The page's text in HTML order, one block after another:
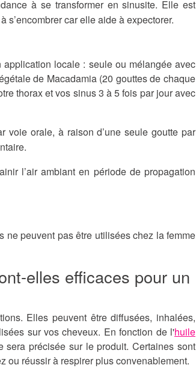
à se transformer en sinusite. Elle est
s’encombrer car elle aide à expectorer.
application locale : seule ou mélangée avec
de Macadamia (20 gouttes de chaque
thorax et vos sinus 3 à 5 fois par jour avec
voie orale, à raison d’une seule goutte par
l’air ambiant en période de propagation
ne peuvent pas être utilisées chez la femme
elles efficaces pour un
Elles peuvent être diffusées, inhalées,
sur vos cheveux. En fonction de l'huile
précisée sur le produit. Certaines sont
ou réussir à respirer plus convenablement.